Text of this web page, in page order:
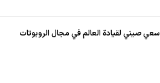
سعي صيني لقيادة العالم في مجال الروبوتات